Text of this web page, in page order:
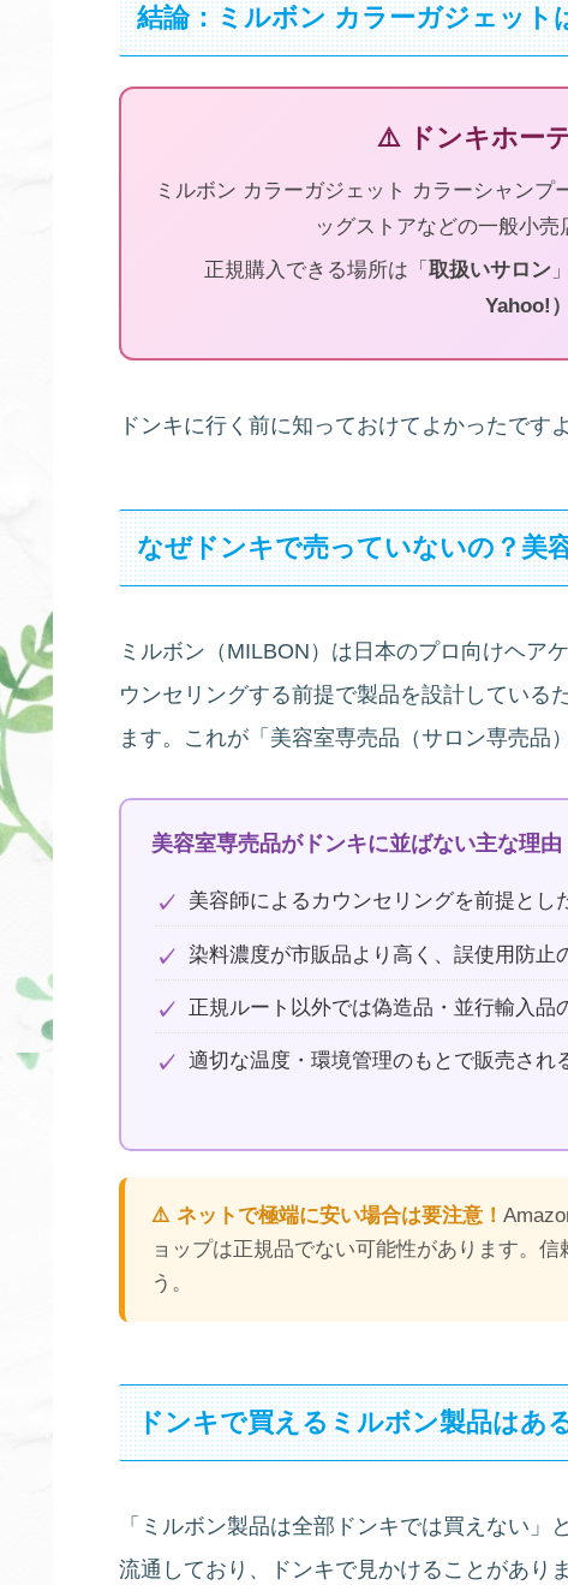
結論：ミルボン カラーガジェット
⚠️ ドンキホー
ミルボン カラーガジェット カラーシャンプ
ッグストアなどの一般小売
正規購入できる場所は「 取扱いサロン
Yahoo!）
ドンキに行く前に知っておけてよかったです
なぜドンキで売っていないの？美
ミルボン（MILBON）は日本のプロ向けヘア
ウンセリングする前提で製品を設計しているた
ます。これが「美容室専売品（サロン専売品
美容室専売品がドンキに並ばない主な理由
美容師によるカウンセリングを前提と
染料濃度が市販品より高く、誤使用防止
正規ルート以外では偽造品・並行輸入品
適切な温度・環境管理のもとで販売され
⚠️ ネットで極端に安い場合は要注意！
ョップは正規品でない可能性があります。
う。
ドンキで買えるミルボン製品はあ
「ミルボン製品は全部ドンキでは買えない
流通しており、ドンキで見かけることがありま